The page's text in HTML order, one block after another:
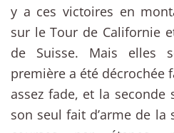
y a ces victoires en
sur le Tour de Californie
de Suisse. Mais elles
première a été décrochée
assez fade, et la seconde
son seul fait d’arme de la